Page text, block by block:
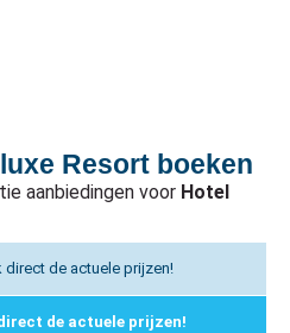
Resort boeken
aanbiedingen voor Hotel
direct de actuele prijzen!
de actuele prijzen!